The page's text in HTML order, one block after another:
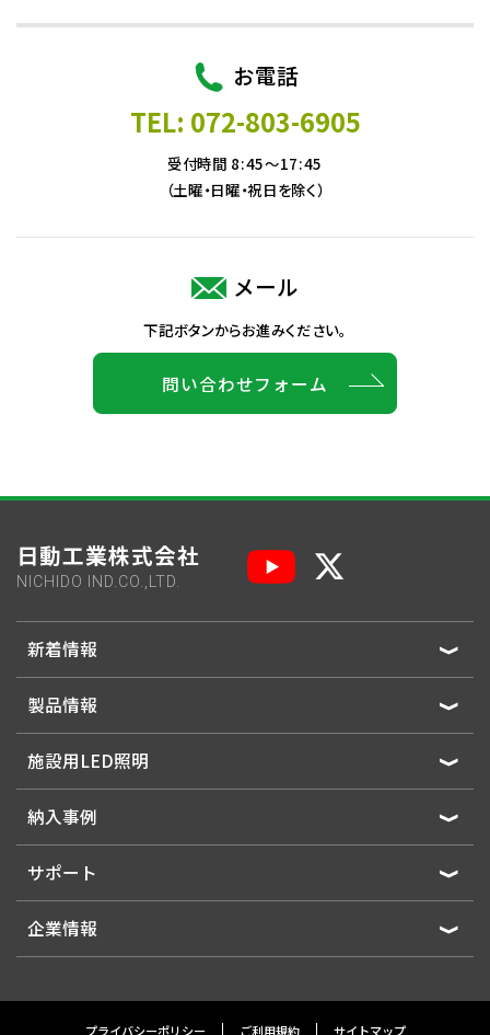
お電話
TEL: 072-803-6905
受付時間 8:45～17:45
（土曜・日曜・祝日を除く）
メール
下記ボタンからお進みください。
問い合わせフォーム
日動工業株式会社
NICHIDO IND.CO.,LTD.
新着情報
製品情報
施設用LED照明
納入事例
サポート
企業情報
プライバシーポリシー ご利用規約 サイトマップ